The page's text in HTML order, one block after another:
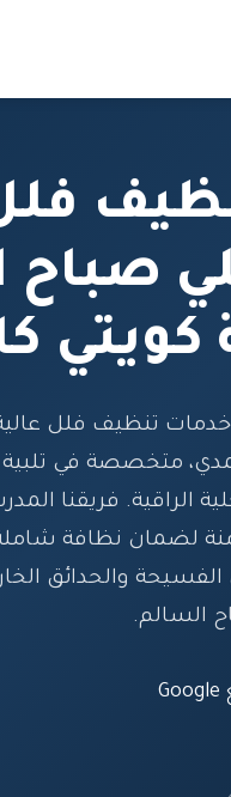
صباح
تنظيف فلل
متخصصة في تلبية
الراقية. فريقنا
لضمان نظافة
والحدائق
السالم.